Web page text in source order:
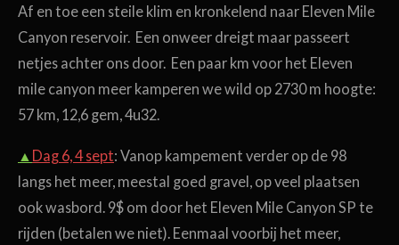
Af en toe een steile klim en kronkelend naar Eleven Mile
Canyon reservoir. Een onweer dreigt maar passeert
netjes achter ons door. Een paar km voor het Eleven
mile canyon meer kamperen we wild op 2730 m hoogte:
57 km, 12,6 gem, 4u32.
▲ Dag 6, 4 sept: Vanop kampement verder op de 98
langs het meer, meestal goed gravel, op veel plaatsen
ook wasbord. 9$ om door het Eleven Mile Canyon SP te
rijden (betalen we niet). Eenmaal voorbij het meer,